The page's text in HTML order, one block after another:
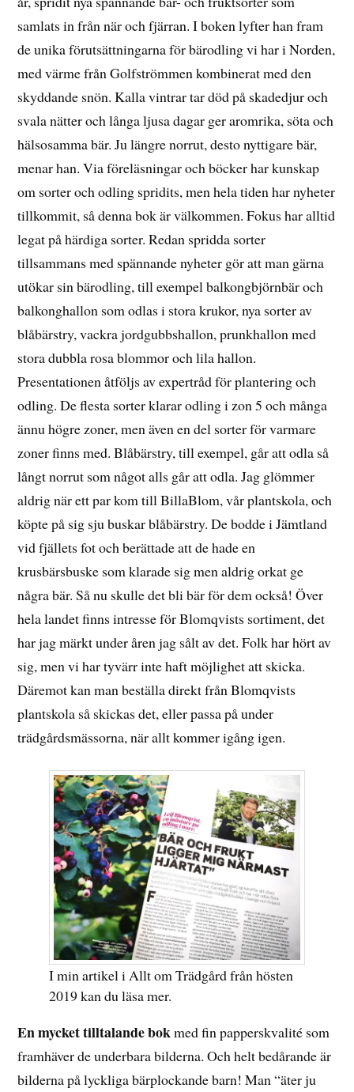
samlats in från när och fjärran. I boken lyfter han fram
de unika förutsättningarna för bärodling vi har i Norden,
med värme från Golfströmmen kombinerat med den
skyddande snön. Kalla vintrar tar död på skadedjur och
svala nätter och långa ljusa dagar ger aromrika, söta och
hälsosamma bär. Ju längre norrut, desto nyttigare bär,
menar han. Via föreläsningar och böcker har kunskap
om sorter och odling spridits, men hela tiden har nyheter
tillkommit, så denna bok är välkommen. Fokus har alltid
legat på härdiga sorter. Redan spridda sorter
tillsammans med spännande nyheter gör att man gärna
utökar sin bärodling, till exempel balkongbjörnbär och
balkonghallon som odlas i stora krukor, nya sorter av
blåbärstry, vackra jordgubbshallon, prunkhallon med
stora dubbla rosa blommor och lila hallon.
Presentationen åtföljs av expertråd för plantering och
odling. De flesta sorter klarar odling i zon 5 och många
ännu högre zoner, men även en del sorter för varmare
zoner finns med. Blåbärstry, till exempel, går att odla så
långt norrut som något alls går att odla. Jag glömmer
aldrig när ett par kom till BillaBlom, vår plantskola, och
köpte på sig sju buskar blåbärstry. De bodde i Jämtland
vid fjällets fot och berättade att de hade en
krusbärsbuske som klarade sig men aldrig orkat ge
några bär. Så nu skulle det bli bär för dem också! Över
hela landet finns intresse för Blomqvists sortiment, det
har jag märkt under åren jag sålt av det. Folk har hört av
sig, men vi har tyvärr inte haft möjlighet att skicka.
Däremot kan man beställa direkt från Blomqvists
plantskola så skickas det, eller passa på under
trädgårdsmässorna, när allt kommer igång igen.
I min artikel i Allt om Trädgård från hösten
2019 kan du läsa mer.
En mycket tilltalande bokmed fin papperskvalité som
framhäver de underbara bilderna. Och helt bedårande är
bilderna på lyckliga bärplockande barn! Man “äter ju